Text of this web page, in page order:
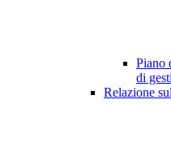
Piano
di
Relazione